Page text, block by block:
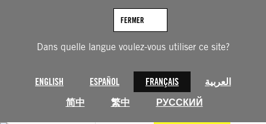
Dans quelle langue voulez-vous utiliser ce site?
ENGLISH ESPAÑOL FRANÇAIS
العربية
简中
繁中 РУССКИЙ
FERMER